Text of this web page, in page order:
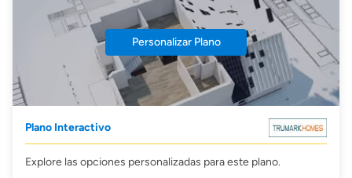
Personalizar Plano
Plano Interactivo
Explore las opciones personalizadas para este plano.